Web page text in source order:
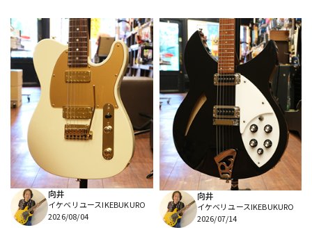
向井
イケベリユースIKEBUKURO
2026/08/04
向井
イケベリユースIKEBUKURO
2026/07/14